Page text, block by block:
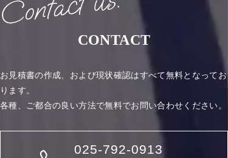
CONTACT
お見積書の作成、および現状確認はすべて無料となってお
ります。
各種、ご都合の良い方法で無料でお問い合わせください。
025-792-0913